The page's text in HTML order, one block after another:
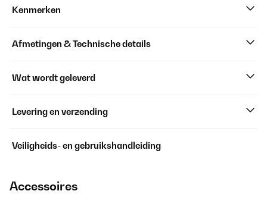
Kenmerken
Afmetingen & Technische details
Wat wordt geleverd
Levering en verzending
Veiligheids- en gebruikshandleiding
Accessoires